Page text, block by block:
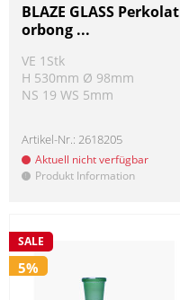
BLAZE GLASS Perkolat
orbong ...
VE 1Stk
H 530mm Ø 98mm
NS 19 WS 5mm
Artikel-Nr.:2618205
Aktuell nicht verfügbar
! Produkt Information
SALE
5%